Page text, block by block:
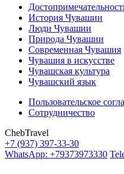
История Чувашии
Люди Чувашии
Природа Чувашии
Современная Чувашия
Чувашия в искусстве
Чувашская культура
Чувашский язык
Пользовательское
Сотрудничество
ChebTravel
+7 (937) 397-33-30
WhatsApp: +79373973330